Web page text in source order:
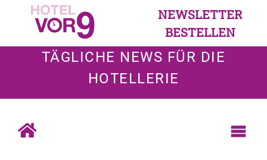
NEWSLETTER
BESTELLEN
TÄGLICHE NEWS FÜR DIE
HOTELLERIE